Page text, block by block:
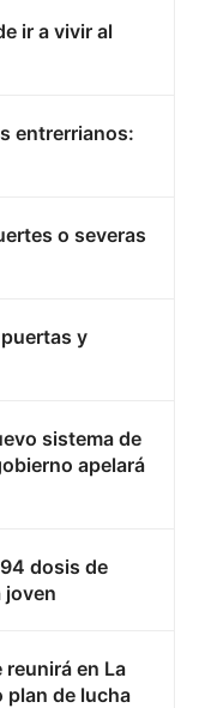
ir a vivir al
entrerrianos:
o severas
y
sistema de
apelará
dosis de
joven
reunirá en La
plan de lucha